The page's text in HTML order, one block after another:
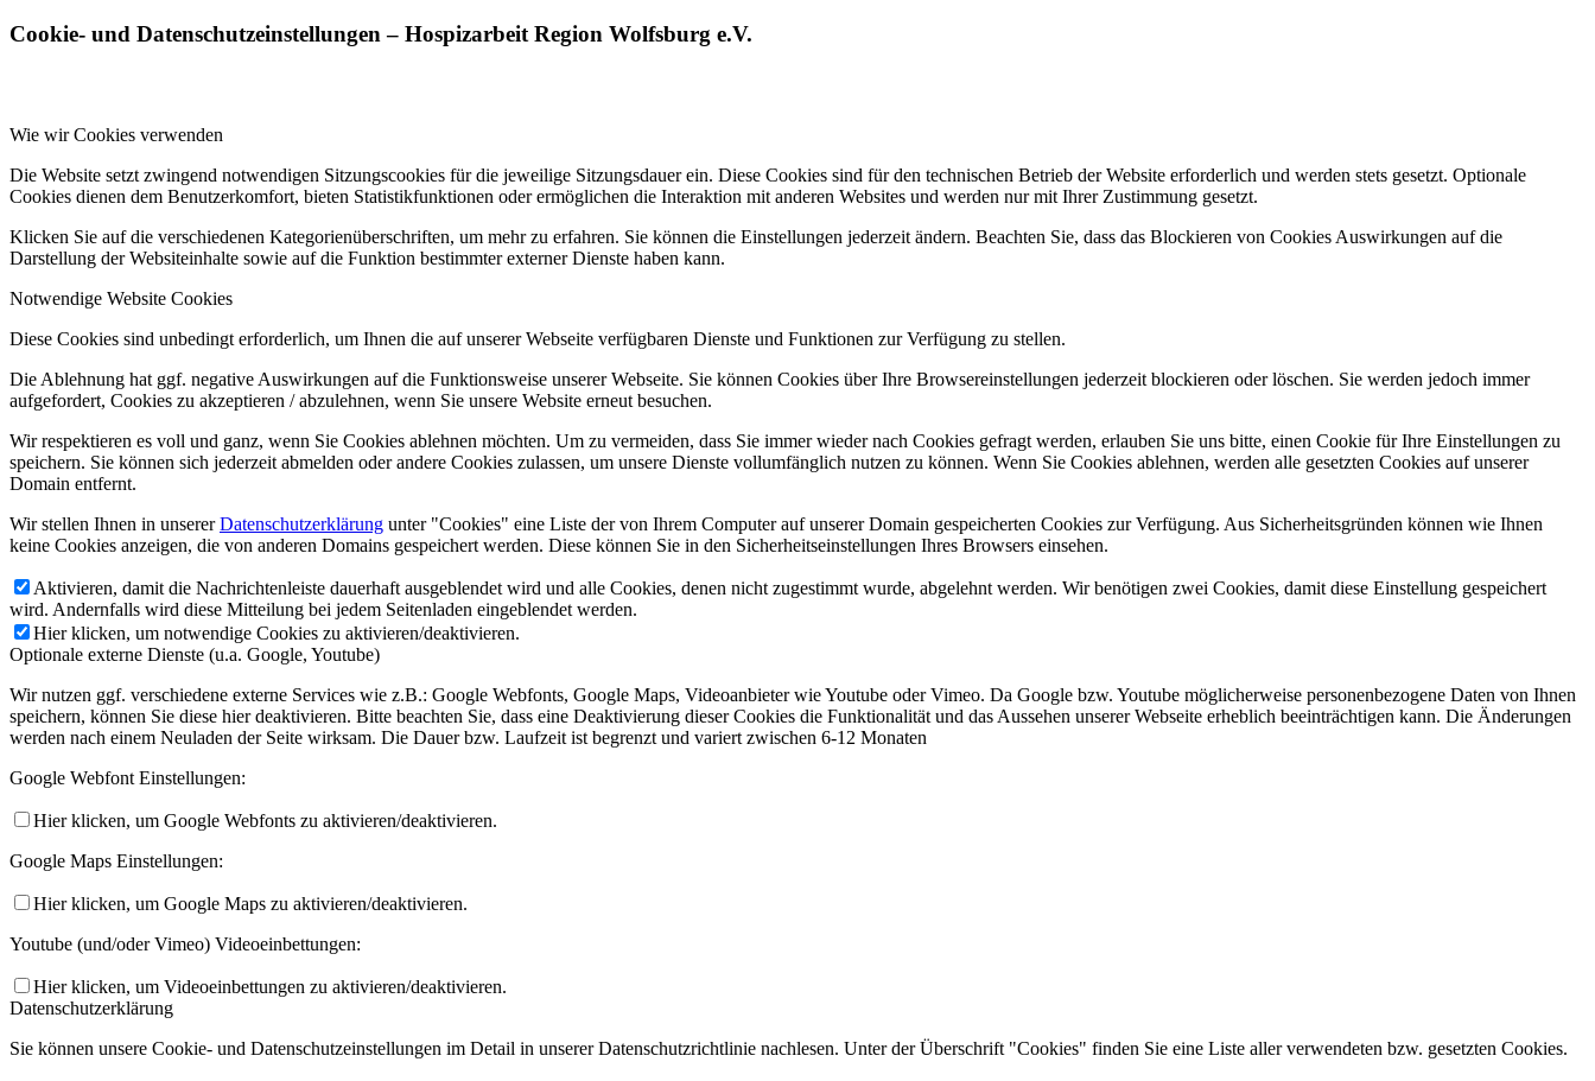
Cookie- und Datenschutzeinstellungen – Hospizarbeit Region Wolfsburg e.V.
Wie wir Cookies verwenden
Die Website setzt zwingend notwendigen Sitzungscookies für die jeweilige Sitzungsdauer ein. Diese Cookies sind für den technischen Betrieb der Website erforderlich und werden stets gesetzt. Optionale
Cookies dienen dem Benutzerkomfort, bieten Statistikfunktionen oder ermöglichen die Interaktion mit anderen Websites und werden nur mit Ihrer Zustimmung gesetzt.
Klicken Sie auf die verschiedenen Kategorienüberschriften, um mehr zu erfahren. Sie können die Einstellungen jederzeit ändern. Beachten Sie, dass das Blockieren von Cookies Auswirkungen auf die
Darstellung der Websiteinhalte sowie auf die Funktion bestimmter externer Dienste haben kann.
Notwendige Website Cookies
Diese Cookies sind unbedingt erforderlich, um Ihnen die auf unserer Webseite verfügbaren Dienste und Funktionen zur Verfügung zu stellen.
Die Ablehnung hat ggf. negative Auswirkungen auf die Funktionsweise unserer Webseite. Sie können Cookies über Ihre Browsereinstellungen jederzeit blockieren oder löschen. Sie werden jedoch immer
aufgefordert, Cookies zu akzeptieren / abzulehnen, wenn Sie unsere Website erneut besuchen.
Wir respektieren es voll und ganz, wenn Sie Cookies ablehnen möchten. Um zu vermeiden, dass Sie immer wieder nach Cookies gefragt werden, erlauben Sie uns bitte, einen Cookie für Ihre Einstellungen zu
speichern. Sie können sich jederzeit abmelden oder andere Cookies zulassen, um unsere Dienste vollumfänglich nutzen zu können. Wenn Sie Cookies ablehnen, werden alle gesetzten Cookies auf unserer
Domain entfernt.
Wir stellen Ihnen in unsererDatenschutzerklärung unter "Cookies" eine Liste der von Ihrem Computer auf unserer Domain gespeicherten Cookies zur Verfügung. Aus Sicherheitsgründen können wie Ihnen
keine Cookies anzeigen, die von anderen Domains gespeichert werden. Diese können Sie in den Sicherheitseinstellungen Ihres Browsers einsehen.
Aktivieren, damit die Nachrichtenleiste dauerhaft ausgeblendet wird und alle Cookies, denen nicht zugestimmt wurde, abgelehnt werden. Wir benötigen zwei Cookies, damit diese Einstellung gespeichert
wird. Andernfalls wird diese Mitteilung bei jedem Seitenladen eingeblendet werden.
Hier klicken, um notwendige Cookies zu aktivieren/deaktivieren.
Optionale externe Dienste (u.a. Google, Youtube)
Wir nutzen ggf. verschiedene externe Services wie z.B.: Google Webfonts, Google Maps, Videoanbieter wie Youtube oder Vimeo. Da Google bzw. Youtube möglicherweise personenbezogene Daten von Ihnen
speichern, können Sie diese hier deaktivieren. Bitte beachten Sie, dass eine Deaktivierung dieser Cookies die Funktionalität und das Aussehen unserer Webseite erheblich beeinträchtigen kann. Die Änderungen
werden nach einem Neuladen der Seite wirksam. Die Dauer bzw. Laufzeit ist begrenzt und variert zwischen 6-12 Monaten
Google Webfont Einstellungen:
Hier klicken, um Google Webfonts zu aktivieren/deaktivieren.
Google Maps Einstellungen:
Hier klicken, um Google Maps zu aktivieren/deaktivieren.
Youtube (und/oder Vimeo) Videoeinbettungen:
Hier klicken, um Videoeinbettungen zu aktivieren/deaktivieren.
Datenschutzerklärung
Sie können unsere Cookie- und Datenschutzeinstellungen im Detail in unserer Datenschutzrichtlinie nachlesen. Unter der Überschrift "Cookies" finden Sie eine Liste aller verwendeten bzw. gesetzten Cookies.